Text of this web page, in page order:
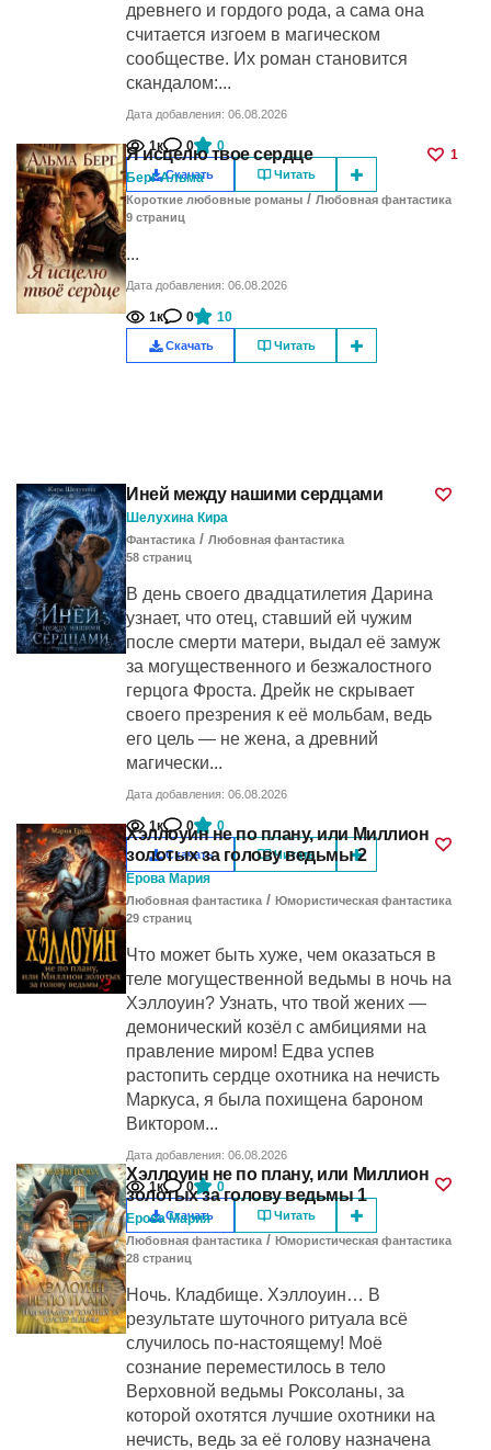
древнего и гордого рода, а сама она
считается изгоем в магическом
сообществе. Их роман становится
скандалом:...
Дата добавления: 06.08.2026
1к 0 0
Скачать Читать
Я исцелю твое сердце
1
Берг Альма
Короткие любовные романы / Любовная фантастика
9 cтраниц
...
Дата добавления: 06.08.2026
1к 0 10
Скачать Читать
Иней между нашими сердцами
Шелухина Кира
Фантастика / Любовная фантастика
58 cтраниц
В день своего двадцатилетия Дарина
узнает, что отец, ставший ей чужим
после смерти матери, выдал её замуж
за могущественного и безжалостного
герцога Фроста. Дрейк не скрывает
своего презрения к её мольбам, ведь
его цель — не жена, а древний
магически...
Дата добавления: 06.08.2026
1к 0 0
Скачать Читать
Хэллоуин не по плану, или Миллион
золотых за голову ведьмы 2
Ерова Мария
Любовная фантастика / Юмористическая фантастика
29 cтраниц
Что может быть хуже, чем оказаться в
теле могущественной ведьмы в ночь на
Хэллоуин? Узнать, что твой жених —
демонический козёл с амбициями на
правление миром! Едва успев
растопить сердце охотника на нечисть
Маркуса, я была похищена бароном
Виктором...
Дата добавления: 06.08.2026
1к 0 0
Скачать Читать
Хэллоуин не по плану, или Миллион
золотых за голову ведьмы 1
Ерова Мария
Любовная фантастика / Юмористическая фантастика
28 cтраниц
Ночь. Кладбище. Хэллоуин… В
результате шуточного ритуала всё
случилось по-настоящему! Моё
сознание переместилось в тело
Верховной ведьмы Роксоланы, за
которой охотятся лучшие охотники на
нечисть, ведь за её голову назначена